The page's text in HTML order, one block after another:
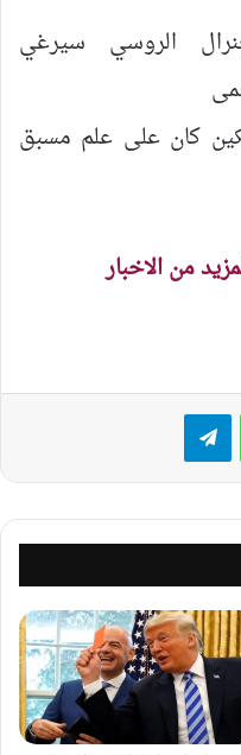
الروسي سيرغي
كان على علم مسبق
من الاخبار
واتساب تيلقرام